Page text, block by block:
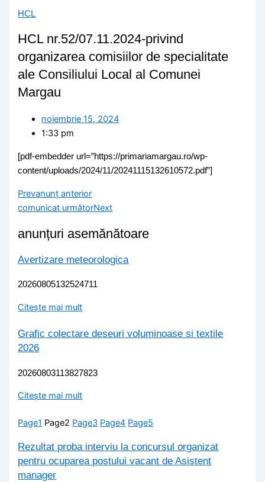
HCL
HCL nr.52/07.11.2024-privind
organizarea comisiilor de specialitate
ale Consiliului Local al Comunei
Margau
noiembrie 15, 2024
1:33 pm
[pdf-embedder url=”https://primariamargau.ro/wp-
content/uploads/2024/11/20241115132610572.pdf”]
Prevanunț anterior
comunicat următorNext
anunțuri asemănătoare
Avertizare meteorologica
20260805132524711
Citește mai mult
Grafic colectare deseuri voluminoase si textile
2026
20260803113827823
Citește mai mult
Page1 Page2 Page3 Page4 Page5
Rezultat proba interviu la concursul organizat
pentru ocuparea postului vacant de Asistent
manager